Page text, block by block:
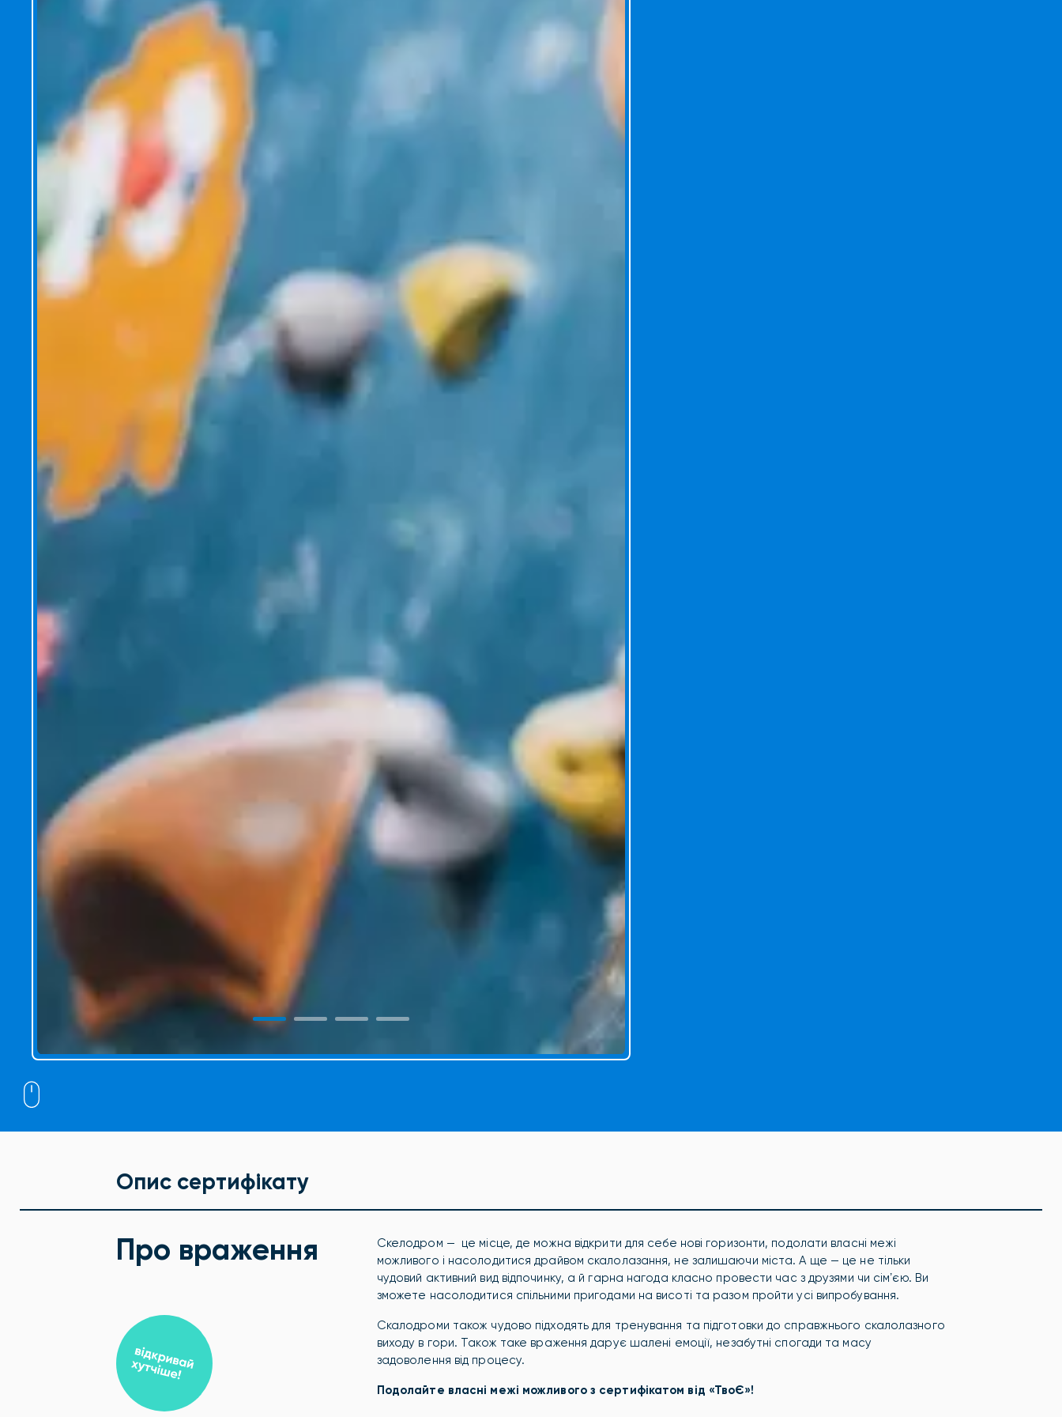
Опис сертифікату
Про враження
Скелодром — це місце, де можна відкрити для себе нові горизонти, подолати власні межі
можливого і насолодитися драйвом скалолазання, не залишаючи міста. А ще — це не тільки
чудовий активний вид відпочинку, а й гарна нагода класно провести час з друзями чи сімʼєю. Ви
зможете насолодитися спільними пригодами на висоті та разом пройти усі випробування.
Скалодроми також чудово підходять для тренування та підготовки до справжнього скалолазного
виходу в гори. Також таке враження дарує шалені емоції, незабутні спогади та масу
задоволення від процесу.
Подолайте власні межі можливого з сертифікатом від «ТвоЄ»!